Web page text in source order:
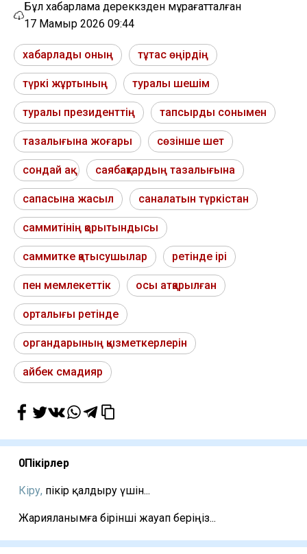
Бұл хабарлама дереккөзден мұрағатталған
17 Мамыр 2026 09:44
хабарлады оның тұтас өңірдің
түркі жұртының туралы шешім
туралы президенттің тапсырды сонымен
тазалығына жоғары сөзінше шет
сондай ақ саябақтардың тазалығына
сапасына жасыл саналатын түркістан
саммитінің қорытындысы
саммитке қатысушылар ретінде ірі
пен мемлекеттік осы атқарылған
орталығы ретінде
органдарының қызметкерлерін
айбек смадияр
0Пікірлер
Кіру, пікір қалдыру үшін...
Жарияланымға бірінші жауап беріңіз...